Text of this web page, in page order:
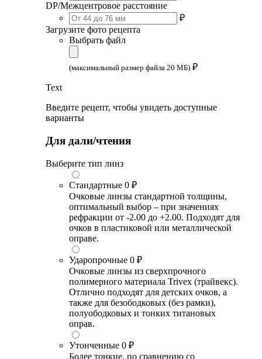
DP/Межцентровое расстояние
₽
Загрузите фото рецепта
Выбрать файл
(максимальный размер файла 20 МБ) ₽
Text
Введите рецепт, чтобы увидеть доступные
варианты
Для дали/чтения
Выберите тип линз
Стандартные 0 ₽
Очковые линзы стандартной толщины,
оптимальный выбор – при значениях
рефракции от -2.00 до +2.00. Подходят для
очков в пластиковой или металлической
оправе.
Ударопрочные 0 ₽
Очковые линзы из сверхпрочного
полимерного материала Trivex (трайвекс).
Отлично подходят для детских очков, а
также для безободковых (без рамки),
полуободковых и тонких титановых
оправ.
Утонченные 0 ₽
Более тонкие, по сравнению со